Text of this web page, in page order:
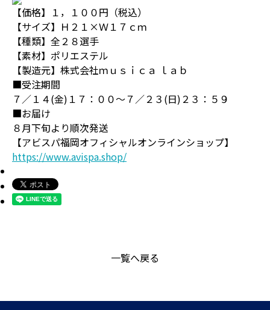
【価格】１，１００円（税込）
【サイズ】Ｈ２１×Ｗ１７ｃｍ
【種類】全２８選手
【素材】ポリエステル
【製造元】株式会社ｍｕｓｉｃａ ｌａｂ
■受注期間
７／１４(金)１７：００～７／２３(日)２３：５９
■お届け
８月下旬より順次発送
【アビスパ福岡オフィシャルオンラインショップ】
https://www.avispa.shop/
一覧へ戻る